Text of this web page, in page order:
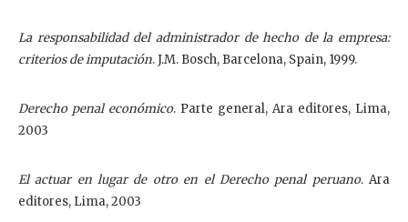
La responsabilidad del administrador de hecho de la empresa:
criterios de imputación. J.M. Bosch, Barcelona, Spain, 1999.
Derecho penal económico. Parte general, Ara editores, Lima,
2003
El actuar en lugar de otro en el Derecho penal peruano. Ara
editores, Lima, 2003